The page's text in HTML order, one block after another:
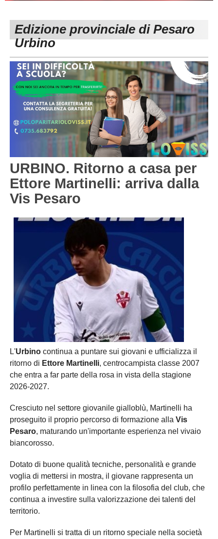
Carica la tua Rosa
1^ CATEGORIA
3^ CATEGORIA
GIOVANILI
Edizione provinciale di Pesaro
Urbino
URBINO. Ritorno a casa per
Ettore Martinelli: arriva dalla
Vis Pesaro
L'Urbino continua a puntare sui giovani e ufficializza il
ritorno di Ettore Martinelli, centrocampista classe 2007
che entra a far parte della rosa in vista della stagione
2026-2027.
Cresciuto nel settore giovanile gialloblù, Martinelli ha
proseguito il proprio percorso di formazione alla Vis
Pesaro, maturando un'importante esperienza nel vivaio
biancorosso.
Dotato di buone qualità tecniche, personalità e grande
voglia di mettersi in mostra, il giovane rappresenta un
profilo perfettamente in linea con la filosofia del club, che
continua a investire sulla valorizzazione dei talenti del
territorio.
Per Martinelli si tratta di un ritorno speciale nella società